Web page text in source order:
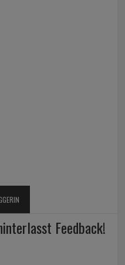
Feedback!